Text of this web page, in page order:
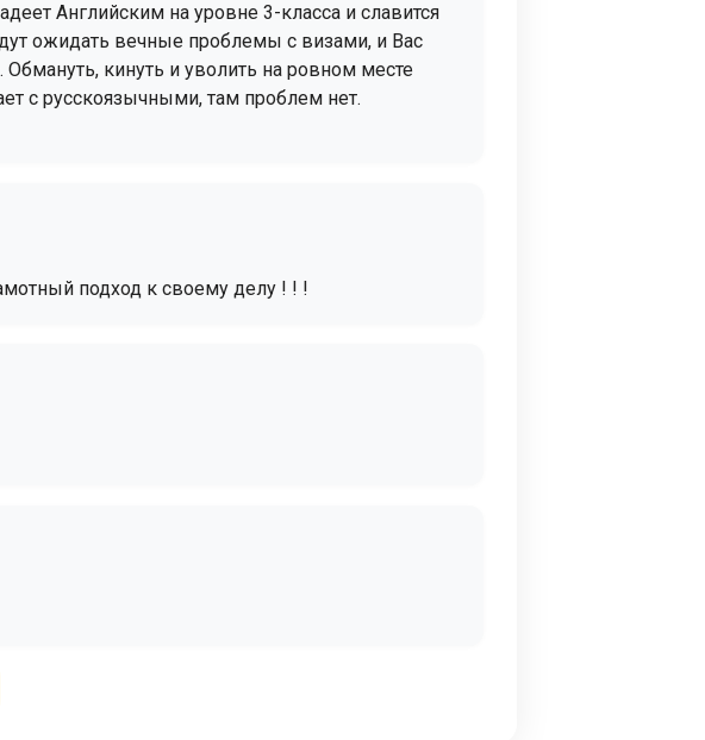
Английским на уровне 3-класса и славится
ожидать вечные проблемы с визами, и Вас
Обмануть, кинуть и уволить на ровном месте
с русскоязычными, там проблем нет.
подход к своему делу ! ! !